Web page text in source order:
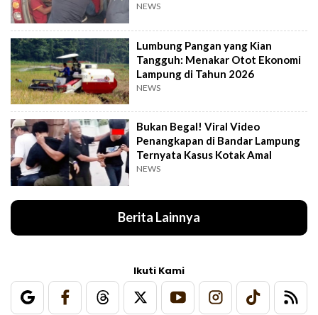
NEWS
Lumbung Pangan yang Kian
Tangguh: Menakar Otot Ekonomi
Lampung di Tahun 2026
NEWS
Bukan Begal! Viral Video
Penangkapan di Bandar Lampung
Ternyata Kasus Kotak Amal
NEWS
Berita Lainnya
Ikuti Kami